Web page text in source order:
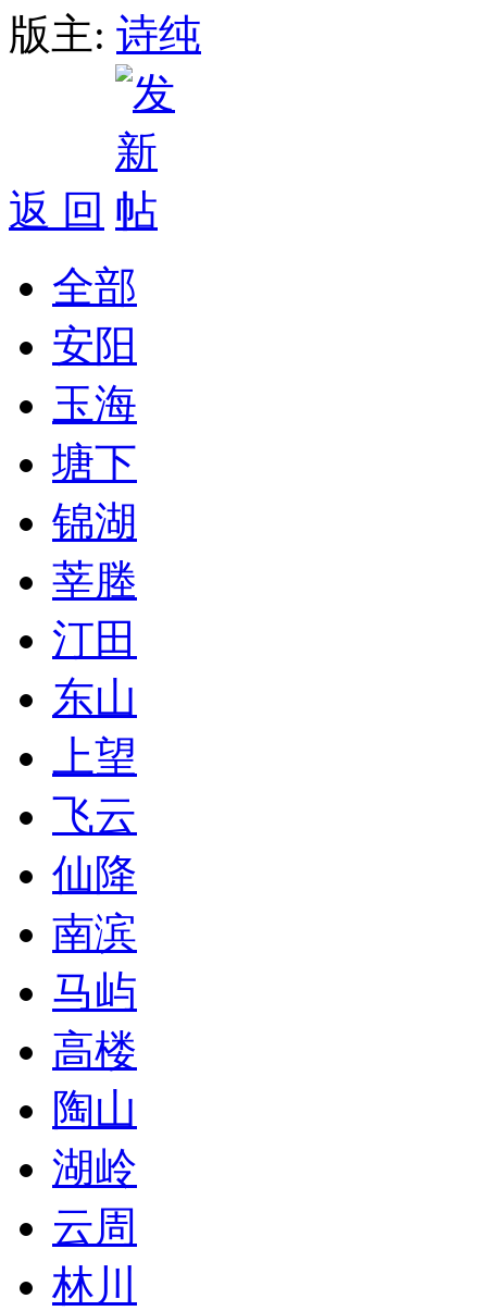
版主: 诗纯
返 回
全部
安阳
玉海
塘下
锦湖
莘塍
汀田
东山
上望
飞云
仙降
南滨
马屿
高楼
陶山
湖岭
云周
林川